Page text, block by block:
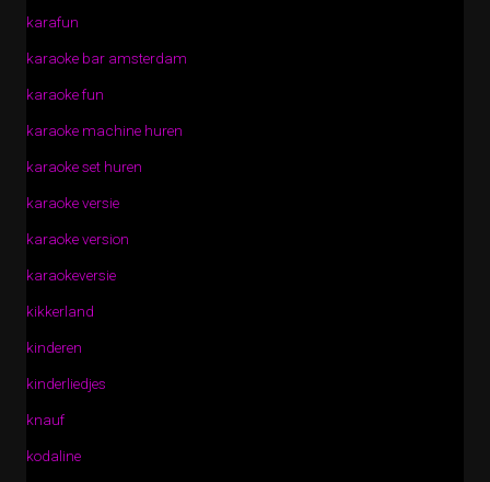
karafun
karaoke bar amsterdam
karaoke fun
karaoke machine huren
karaoke set huren
karaoke versie
karaoke version
karaokeversie
kikkerland
kinderen
kinderliedjes
knauf
kodaline